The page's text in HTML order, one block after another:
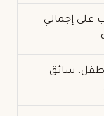
على إجمالي
سائق